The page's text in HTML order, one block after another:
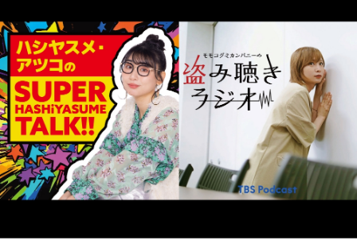
ランドプロデューサーへとステップアップしていく仕組みに
なっているそうです。きゃりーは「階段を上がっていくん
だ！」と感心しながら耳を傾けていました。
会社経営の魅力について尋ねられると、ゆとりくんは「会社
って脳みそなんで、宇宙なんですよ」と独特な表現で回答し
ます。「自分が想像したことは全部実現できる可能性があ
る」と語り、音楽のように声質とか身体的な制約がある表現
とは異なり、会社経営には発想次第でどこまでも挑戦できる
自由さがあると説明しました。
明かし、「親父が起業家だったのでDNA的なものはあるかも
率も世界トップクラスといわれていましたが、その後は大き
く改善し、現在では世界幸福度ランキングで上位を維持する
国として知られています。
その背景について森下さんは、「国や教育現場が“一人ひとり
の特性をどう活かしていくか”を重視していました」と説明し
ます。「1人の人材も無駄にはできない」という考え方のも
と、それぞれの個性や能力を社会全体で生かそうとする姿勢
が、大きな変化につながったと振り返りました。
フィンランドを訪れたことがある宇賀は、図書館や教会の印